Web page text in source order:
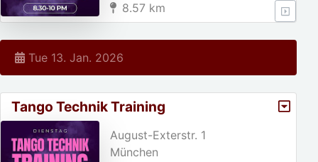
8.57 km
Tue 13. Jan. 2026
Tango Technik Training
August-Exterstr. 1
München